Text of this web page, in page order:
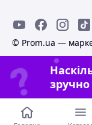
© Prom.ua —